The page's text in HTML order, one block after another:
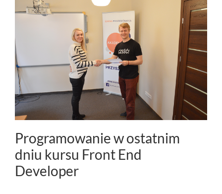
Programowanie w ostatnim
dniu kursu Front End
Developer